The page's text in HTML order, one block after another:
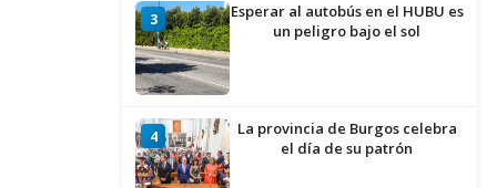
3
Esperar al autobús en el HUBU es
un peligro bajo el sol
4
La provincia de Burgos celebra
el día de su patrón